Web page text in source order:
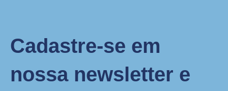
Cadastre-se em
nossa newsletter e